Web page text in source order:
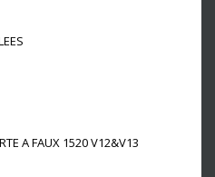
A FAUX 1520 V12&V13